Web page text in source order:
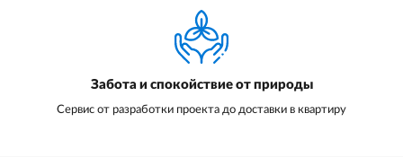
Забота и спокойствие от природы
Сервис от разработки проекта до доставки в квартиру